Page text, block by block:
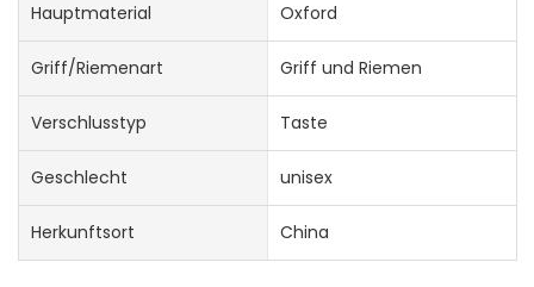
Hauptmaterial Oxford
Griff/Riemenart Griff und Riemen
Verschlusstyp Taste
Geschlecht unisex
Herkunftsort China